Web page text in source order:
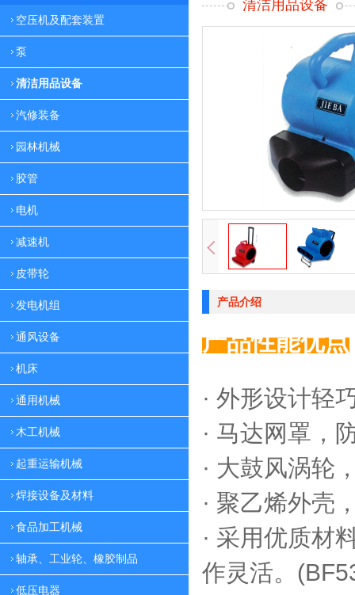
空压机及配套装置
泵
清洁用品设备
汽修装备
园林机械
胶管
电机
减速机
皮带轮
发电机组
通风设备
机床
通用机械
木工机械
起重运输机械
焊接设备及材料
食品加工机械
轴承、工业轮、橡胶制品
低压电器
清洁用品设备
产品介绍
产品性能优点
· 外形设计轻
· 马达网罩，
· 大鼓风涡轮
· 聚乙烯外壳
· 采用优质材
作灵活。